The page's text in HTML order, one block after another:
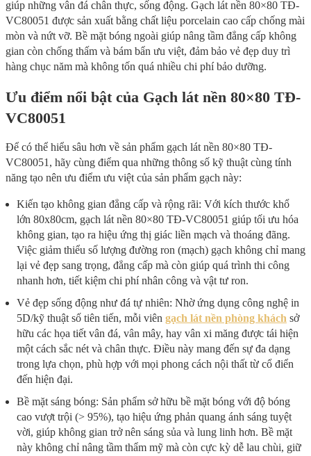
giúp những vân đá chân thực, sống động. Gạch lát nền 80×80 TĐ-
VC80051 được sản xuất bằng chất liệu porcelain cao cấp chống mài
mòn và nứt vỡ. Bề mặt bóng ngoài giúp nâng tầm đẳng cấp không
gian còn chống thấm và bám bẩn ưu việt, đảm bảo vẻ đẹp duy trì
hàng chục năm mà không tốn quá nhiều chi phí bảo dưỡng.
Ưu điểm nổi bật của Gạch lát nền 80×80 TĐ-
VC80051
Để có thể hiểu sâu hơn về sản phẩm gạch lát nền 80×80 TĐ-
VC80051, hãy cùng điểm qua những thông số kỹ thuật cùng tính
năng tạo nên ưu điểm ưu việt của sản phẩm gạch này:
Kiến tạo không gian đẳng cấp và rộng rãi: Với kích thước khổ
lớn 80x80cm, gạch lát nền 80×80 TĐ-VC80051 giúp tối ưu hóa
không gian, tạo ra hiệu ứng thị giác liền mạch và thoáng đãng.
Việc giảm thiểu số lượng đường ron (mạch) gạch không chỉ mang
lại vẻ đẹp sang trọng, đẳng cấp mà còn giúp quá trình thi công
nhanh hơn, tiết kiệm chi phí nhân công và vật tư ron.
Vẻ đẹp sống động như đá tự nhiên: Nhờ ứng dụng công nghệ in
5D/kỹ thuật số tiên tiến, mỗi viên gạch lát nền phòng khách sở
hữu các họa tiết vân đá, vân mây, hay vân xi măng được tái hiện
một cách sắc nét và chân thực. Điều này mang đến sự đa dạng
trong lựa chọn, phù hợp với mọi phong cách nội thất từ cổ điển
đến hiện đại.
Bề mặt sáng bóng: Sản phẩm sở hữu bề mặt bóng với độ bóng
cao vượt trội (> 95%), tạo hiệu ứng phản quang ánh sáng tuyệt
vời, giúp không gian trở nên sáng sủa và lung linh hơn. Bề mặt
này không chỉ nâng tầm thẩm mỹ mà còn cực kỳ dễ lau chùi, giữ